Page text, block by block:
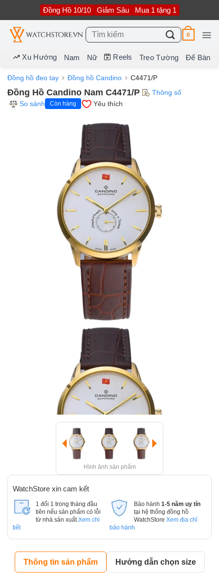
nội
dung
Đồng Hồ 10/10 Giảm Sâu Mua 1 tặng 1
Tìm
kiếm:
0
Xu Hướng Nam Nữ Reels Treo Tường Để Bàn
Đồng hồ đeo tay Đồng hồ Candino C4471/P
Đồng Hồ Candino Nam C4471/P
Thông số
So sánh
Còn hàng Yêu thích
Hình ảnh sản phẩm
WatchStore xin cam kết
1 đổi 1 trong tháng đầu
tiên nếu sản phẩm có lỗi
từ nhà sản xuất. Xem chi
tiết
Bảo hành 1-5 năm uy tín
tại hệ thống đồng hồ
WatchStore Xem địa chỉ
bảo hành
Thông tin sản phẩm Hướng dẫn chọn size